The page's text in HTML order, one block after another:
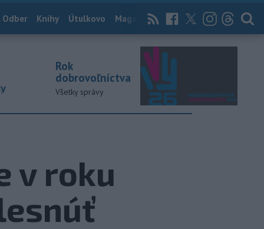
Odber Knihy Útulkovo Magazín News Now Archív
Rok
dobrovoľníctva
Všetky správy
v roku